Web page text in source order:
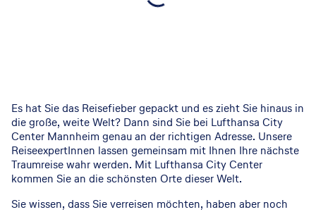
Es hat Sie das Reisefieber gepackt und es zieht Sie hinaus in
die große, weite Welt? Dann sind Sie bei Lufthansa City
Center Mannheim genau an der richtigen Adresse. Unsere
ReiseexpertInnen lassen gemeinsam mit Ihnen Ihre nächste
Traumreise wahr werden. Mit Lufthansa City Center
kommen Sie an die schönsten Orte dieser Welt.
Sie wissen, dass Sie verreisen möchten, haben aber noch